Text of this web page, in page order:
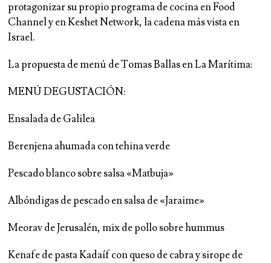
protagonizar su propio programa de cocina en Food
Channel y en Keshet Network, la cadena más vista en
Israel.
La propuesta de menú de Tomas Ballas en La Marítima:
MENÚ DEGUSTACIÓN:
Ensalada de Galilea
Berenjena ahumada con tehina verde
Pescado blanco sobre salsa «Matbuja»
Albóndigas de pescado en salsa de «Jaraime»
Meorav de Jerusalén, mix de pollo sobre hummus
Kenafe de pasta Kadaíf con queso de cabra y sirope de